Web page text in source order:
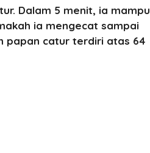
Dalam 5 menit, ia mampu
ia mengecat sampai
papan catur terdiri atas 64